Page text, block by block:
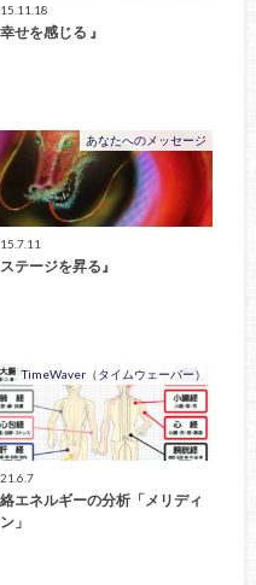
幸せを感じる 』
あなたへのメッセージ
ステージを昇る』
TimeWaver（タイムウェーバー）
エネルギーの分析「メリディ
」